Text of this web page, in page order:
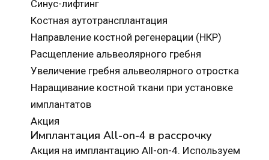
Синус-лифтинг
Костная аутотрансплантация
Направление костной регенерации (НКР)
Расщепление альвеолярного гребня
Увеличение гребня альвеолярного отростка
Наращивание костной ткани при установке
имплантатов
Акция
Имплантация All-on-4 в рассрочку
Акция на имплантацию All-on-4. Используем